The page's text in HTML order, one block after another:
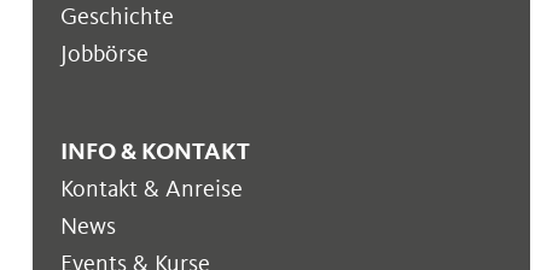
Geschichte
Jobbörse
INFO & KONTAKT
Kontakt & Anreise
News
Events & Kurse